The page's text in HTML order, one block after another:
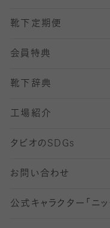
12分丈レギンス
13分丈レギンス
SSサイズ（21～
Sサイズ（22～25cm
Mサイズ（25～
Lサイズ（27～29cm
むくみ対策
足の疲れ対策
足の臭い対策
冷え対策
靴ずれ対策
快適な睡眠対策
靴下定期便
会員特典
靴下辞典
工場紹介
タビオのSDGs
お問い合わせ
公式キャラクター「ニッ